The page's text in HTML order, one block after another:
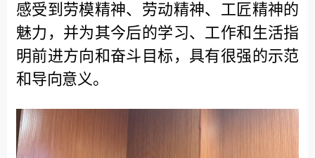
感受到劳模精神、 劳动精神、 工匠精神的
魅力， 并为其今后的学习、工作和生活指
明前进方向和奋斗目标， 具有很强的示范
和导向意义。